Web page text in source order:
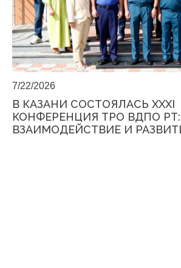
7/22/2026
В КАЗАНИ СОСТОЯЛАСЬ XXXI
КОНФЕРЕНЦИЯ ТРО ВДПО
ВЗАИМОДЕЙСТВИЕ И